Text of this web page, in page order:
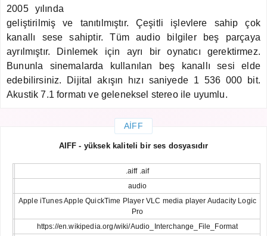
2005 yılında
geliştirilmiş ve tanıtılmıştır. Çeşitli işlevlere sahip çok
kanallı sese sahiptir. Tüm audio bilgiler beş parçaya
ayrılmıştır. Dinlemek için ayrı bir oynatıcı gerektirmez.
Bununla sinemalarda kullanılan beş kanallı sesi elde
edebilirsiniz. Dijital akışın hızı saniyede 1 536 000 bit.
Akustik 7.1 formatı ve geleneksel stereo ile uyumlu.
AIFF
AIFF - yüksek kaliteli bir ses dosyasıdır
.aiff .aif
audio
Apple iTunes Apple QuickTime Player VLC media player Audacity Logic
Pro
https://en.wikipedia.org/wiki/Audio_Interchange_File_Format